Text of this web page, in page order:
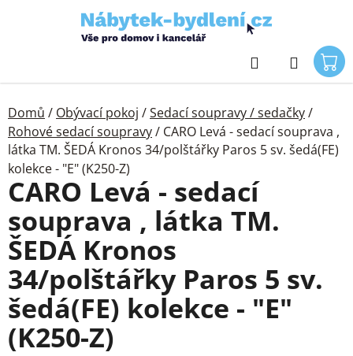
Hledat
Domů / Obývací pokoj /Sedací soupravy / sedačky/
Rohové sedací soupravy/ CARO Levá - sedací souprava ,
látka TM. ŠEDÁ Kronos 34/polštářky Paros 5 sv. šedá(FE)
kolekce - "E" (K250-Z)
CARO Levá - sedací
souprava , látka TM.
ŠEDÁ Kronos
34/polštářky Paros 5 sv.
šedá(FE) kolekce - "E"
(K250-Z)